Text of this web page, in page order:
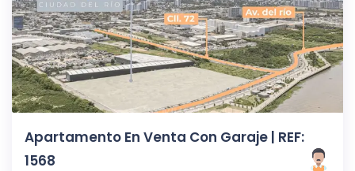
Apartamento En Venta Con Garaje | REF:
1568